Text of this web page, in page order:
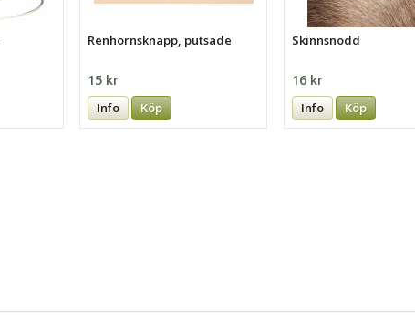
Renhornsknapp, putsade
15 kr
Info Köp
Skinnsnodd
16 kr
Info Köp